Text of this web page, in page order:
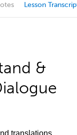
Lesson
&
translations